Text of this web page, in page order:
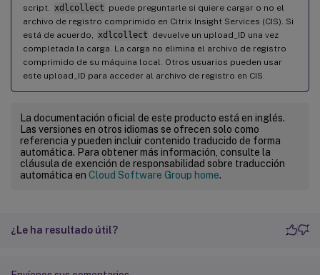
script.
xdlcollect puede preguntarle si quiere cargar o no el
archivo de registro comprimido en Citrix Insight Services (CIS). Si
está de acuerdo,
xdlcollect devuelve un upload_ID una vez
completada la carga. La carga no elimina el archivo de registro
comprimido de su máquina local. Otros usuarios pueden usar
este upload_ID para acceder al archivo de registro en CIS.
La documentación oficial de este producto está en inglés.
Las versiones en otros idiomas se ofrecen solo como
referencia y pueden incluir contenido traducido de forma
automática. Para obtener más información, consulte la
cláusula de exención de responsabilidad sobre traducción
automática en Cloud Software Group home.
¿Le ha resultado útil?